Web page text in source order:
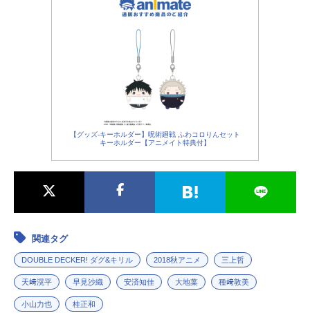
【グッズ-キーホルダー】呪術廻戦 ふわコロりんセット
キーホルダー【アニメイト特典付】
関連タグ
DOUBLE DECKER! ダグ&キリル 2018秋アニメ 三上哲
天﨑滉平 早見沙織 安済知佳 大地葉 種﨑敦美
小山力也 桂正和